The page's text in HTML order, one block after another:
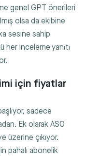
genel GPT önerileri
olsa da ekibine
sesine sahip
her inceleme yanıtı
için fiyatlar
sadece
Ek olarak ASO
üzerine çıkıyor.
pahalı abonelik